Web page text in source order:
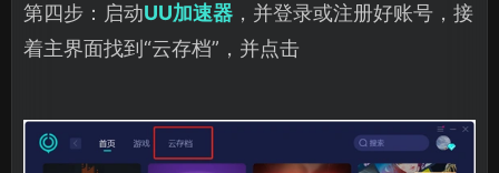
第四步：启动UU加速器 ，并登录或注册好账号，接
着主界面找到“云存档”，并点击